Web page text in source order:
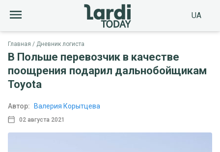
UA
Главная Дневник логиста
В Польше перевозчик в качестве
поощрения подарил дальнобойщикам
Toyota
02 августа 2021
Автор: Валерия Корытцева